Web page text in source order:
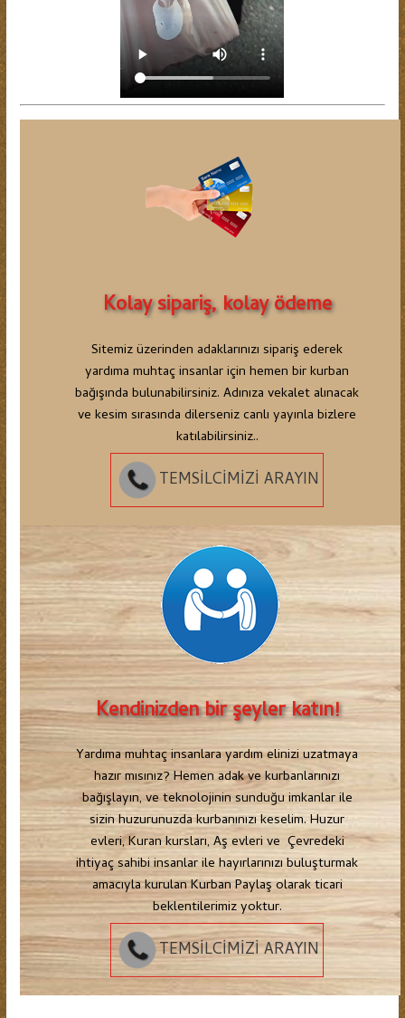
Kolay sipariş, kolay ödeme
Sitemiz üzerinden adaklarınızı sipariş ederek
yardıma muhtaç insanlar için hemen bir kurban
bağışında bulunabilirsiniz. Adınıza vekalet alınacak
ve kesim sırasında dilerseniz canlı yayınla bizlere
katılabilirsiniz..
TEMSİLCİMİZİ ARAYIN
Kendinizden bir şeyler katın!
Yardıma muhtaç insanlara yardım elinizi uzatmaya
hazır mısınız? Hemen adak ve kurbanlarınızı
bağışlayın, ve teknolojinin sunduğu imkanlar ile
sizin huzurunuzda kurbanınızı keselim. Huzur
evleri, Kuran kursları, Aş evleri ve Çevredeki
ihtiyaç sahibi insanlar ile hayırlarınızı buluşturmak
amacıyla kurulan Kurban Paylaş olarak ticari
beklentilerimiz yoktur.
TEMSİLCİMİZİ ARAYIN